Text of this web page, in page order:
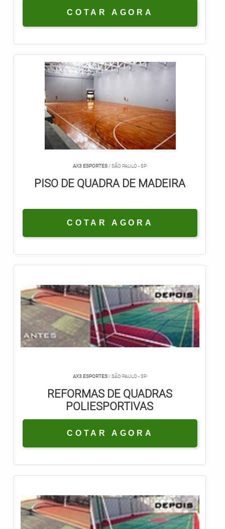
COTAR AGORA
AX3 ESPORTES/ SÃO PAULO - SP
PISO DE QUADRA DE MADEIRA
COTAR AGORA
AX3 ESPORTES/ SÃO PAULO - SP
REFORMAS DE QUADRAS
POLIESPORTIVAS
COTAR AGORA